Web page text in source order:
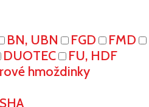
BN, UBN FGD FMD
DUOTEC
FU, HDF
hmoždinky